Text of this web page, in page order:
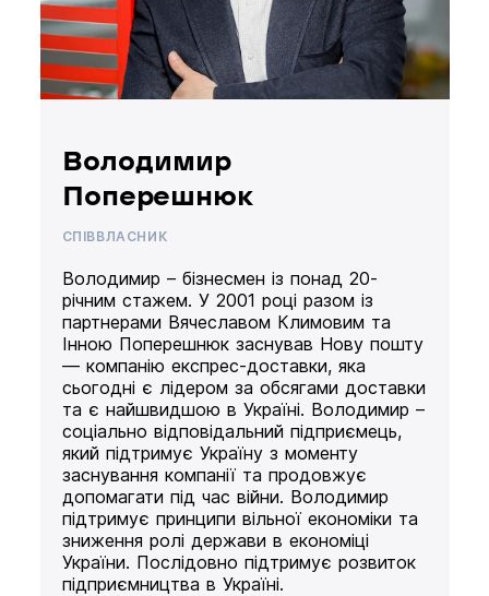
Володимир
Поперешнюк
СПІВВЛАСНИК
Володимир – бізнесмен із понад 20-
річним стажем. У 2001 році разом із
партнерами Вячеславом Климовим та
Інною Поперешнюк заснував Нову пошту
— компанію експрес-доставки, яка
сьогодні є лідером за обсягами доставки
та є найшвидшою в Україні. Володимир –
соціально відповідальний підприємець,
який підтримує Україну з моменту
заснування компанії та продовжує
допомагати під час війни. Володимир
підтримує принципи вільної економіки та
зниження ролі держави в економіці
України. Послідовно підтримує розвиток
підприємництва в Україні.